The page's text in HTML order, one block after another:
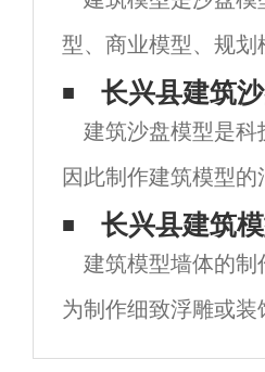
型、商业模型、规
建筑模型。那么，
模型相比，具有直
长兴县建筑
建筑沙盘模型是
因此制作建筑模型
术实践，尤为一种
的机会。对于历史
识必然提升。建筑
作
长兴县建筑
建筑模型墙体的
为制作细致浮雕或
为模板，稍作拼合